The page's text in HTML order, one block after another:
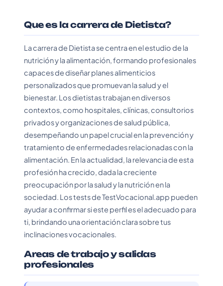
Que es la carrera de Dietista?
La carrera de Dietista se centra en el estudio de la
nutrición y la alimentación, formando profesionales
capaces de diseñar planes alimenticios
personalizados que promuevan la salud y el
bienestar. Los dietistas trabajan en diversos
contextos, como hospitales, clínicas, consultorios
privados y organizaciones de salud pública,
desempeñando un papel crucial en la prevención y
tratamiento de enfermedades relacionadas con la
alimentación. En la actualidad, la relevancia de esta
profesión ha crecido, dada la creciente
preocupación por la salud y la nutrición en la
sociedad. Los tests de TestVocacional.app pueden
ayudar a confirmar si este perfil es el adecuado para
ti, brindando una orientación clara sobre tus
inclinaciones vocacionales.
Areas de trabajo y salidas
profesionales